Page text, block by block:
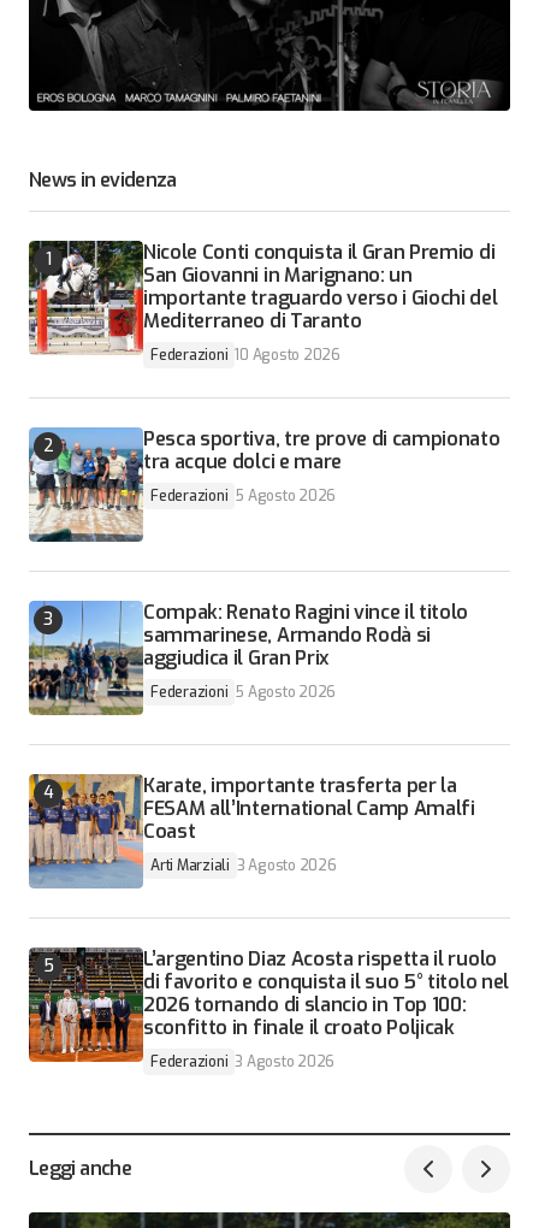
News in evidenza
Nicole Conti conquista il Gran Premio di
San Giovanni in Marignano: un
importante traguardo verso i Giochi del
Mediterraneo di Taranto
Federazioni 10 Agosto 2026
Pesca sportiva, tre prove di campionato
tra acque dolci e mare
Federazioni 5 Agosto 2026
Compak: Renato Ragini vince il titolo
sammarinese, Armando Rodà si
aggiudica il Gran Prix
Federazioni 5 Agosto 2026
Karate, importante trasferta per la
FESAM all’International Camp Amalfi
Coast
Arti Marziali 3 Agosto 2026
L’argentino Diaz Acosta rispetta il ruolo
di favorito e conquista il suo 5° titolo nel
2026 tornando di slancio in Top 100:
sconfitto in finale il croato Poljicak
Federazioni 3 Agosto 2026
Leggi anche